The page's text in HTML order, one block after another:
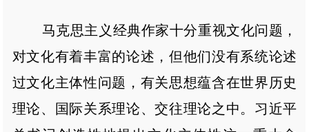
马克思主义经典作家十分重视文化问题，
对文化有着丰富的论述，但他们没有系统论述
过文化主体性问题，有关思想蕴含在世界历史
理论、国际关系理论、交往理论之中。习近平